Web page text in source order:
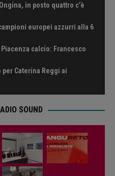
in posto quattro c’è
europei azzurri alla 6
calcio: Francesco
Caterina Reggi ai
SOUND